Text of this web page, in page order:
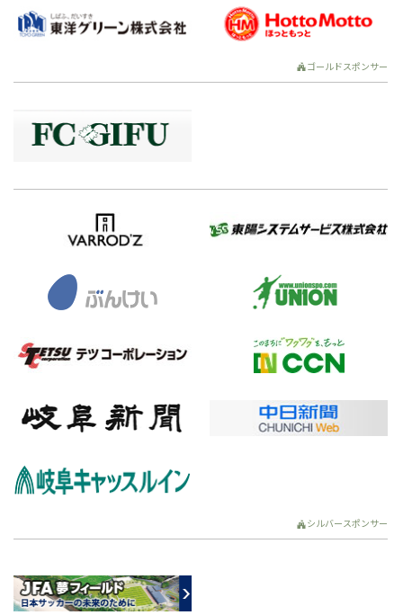
ゴールドスポンサー
シルバースポンサー